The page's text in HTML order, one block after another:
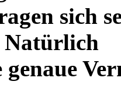
sich
Natürlich
genaue